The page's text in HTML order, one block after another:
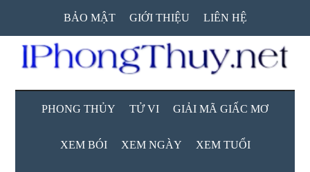
main
content
secondary
menu
primary
sidebar
BẢO MẬT GIỚI THIỆU LIÊN HỆ
PHONG THỦY TỬ VI GIẢI MÃ GIẤC MƠ
XEM BÓI XEM NGÀY XEM TUỔI